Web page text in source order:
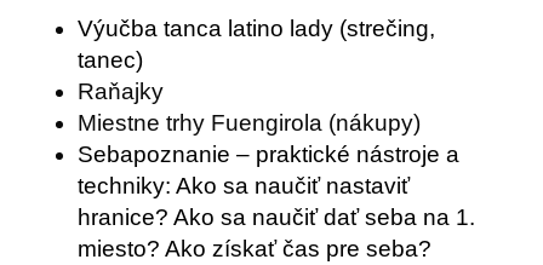
Výučba tanca latino lady (strečing,
tanec)
Raňajky
Miestne trhy Fuengirola (nákupy)
Sebapoznanie – praktické nástroje a
techniky: Ako sa naučiť nastaviť
hranice? Ako sa naučiť dať seba na 1.
miesto? Ako získať čas pre seba?